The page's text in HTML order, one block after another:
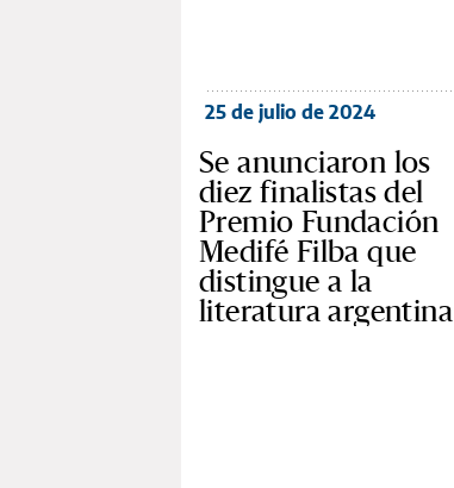
25 de julio de 2024
Se anunciaron los
diez finalistas del
Premio Fundación
Medifé Filba que
distingue a la
literatura argentina